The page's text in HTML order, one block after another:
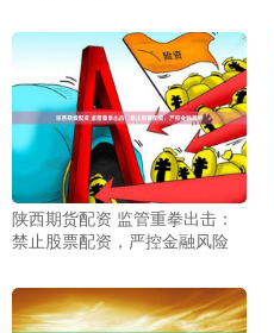
陕西期货配资 监管重拳出击：
禁止股票配资，严控金融风险